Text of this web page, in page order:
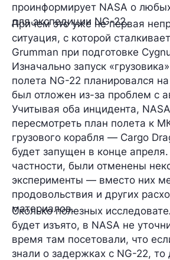
проинформирует NASA о
для экспедиции NG-22.
Причем это уже не первая
ситуация, с которой
Grumman при подготовке
Изначально запуск
полета NG-22 планировался
был отложен из-за проблем с
Учитывая оба инцидента,
пересмотреть план полета к
грузового корабля — Cargo
будет запущен в конце апреля
частности, были отменены
эксперименты — вместо них
продовольствия и других
материалов.
Сколько полезных
будет изъято, в NASA не
время там посетовали, что
знали о задержках с NG-22,